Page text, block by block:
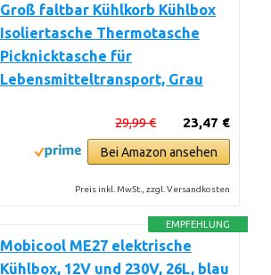
Groß faltbar Kühlkorb Kühlbox
Isoliertasche Thermotasche
Picknicktasche für
Lebensmitteltransport, Grau
23,47 €
29,99 €
Bei Amazon ansehen
Preis inkl. MwSt., zzgl. Versandkosten
EMPFEHLUNG
Mobicool ME27 elektrische
Kühlbox, 12V und 230V, 26L, blau